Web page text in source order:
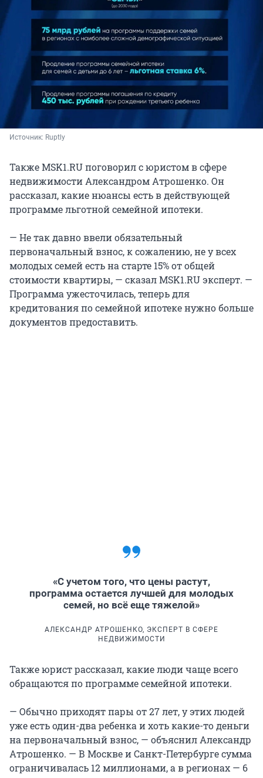
Источник: Ruptly
Также MSK1.RU поговорил с юристом в сфере
недвижимости Александром Атрошенко. Он
рассказал, какие нюансы есть в действующей
программе льготной семейной ипотеки.
— Не так давно ввели обязательный
первоначальный взнос, к сожалению, не у всех
молодых семей есть на старте 15% от общей
стоимости квартиры, — сказал MSK1.RU эксперт. —
Программа ужесточилась, теперь для
кредитования по семейной ипотеке нужно больше
документов предоставить.
«С учетом того, что цены растут,
программа остается лучшей для молодых
семей, но всё еще тяжелой»
АЛЕКСАНДР АТРОШЕНКО, ЭКСПЕРТ В СФЕРЕ
НЕДВИЖИМОСТИ
Также юрист рассказал, какие люди чаще всего
обращаются по программе семейной ипотеки.
— Обычно приходят пары от 27 лет, у этих людей
уже есть один-два ребенка и хоть какие-то деньги
на первоначальный взнос, — объяснил Александр
Атрошенко. — В Москве и Санкт-Петербурге сумма
ограничивалась 12 миллионами, а в регионах — 6